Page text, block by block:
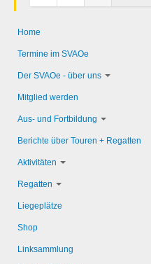
Home
Termine im SVAOe
Der SVAOe - über uns
Mitglied werden
Aus- und Fortbildung
Berichte über Touren + Regatten
Aktivitäten
Regatten
Liegeplätze
Shop
Linksammlung